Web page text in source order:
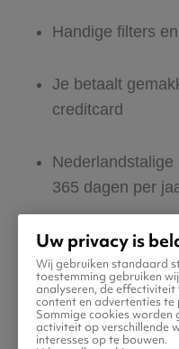
Handige filters
Je betaalt
creditcard
365 dagen per
Zeker van veilig
Boek ook direct
in Brussel
Uw privacy is
Wij gebruiken standaard
toestemming gebruiken
analyseren, de effectiviteit
content en advertenties te
Sommige cookies
activiteit op verschillende
interesses op te bouwen.